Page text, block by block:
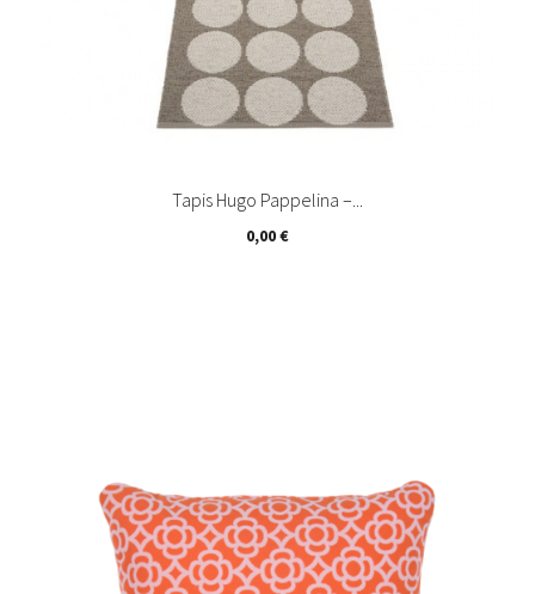
Tapis Hugo Pappelina –...
Prix
0,00 €